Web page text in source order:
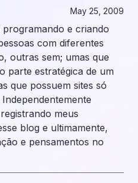
May 25, 2009
e criando
com diferentes
outras sem; umas que
parte estratégica de um
que possuem sites só
meus
blog e ultimamente,
e pensamentos no